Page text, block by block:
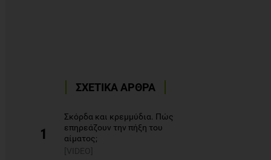
ΣΧΕΤΙΚΑ ΑΡΘΡΑ
1
Σκόρδα και κρεμμύδια. Πώς
επηρεάζουν την πήξη του
αίματος;
[VIDEO]